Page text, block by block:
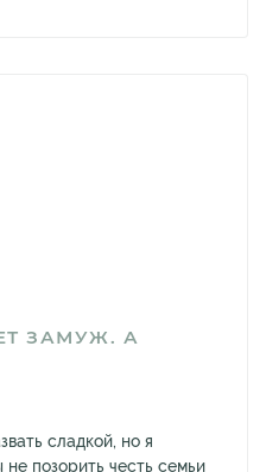
ЗАМУЖ. А
сладкой, но я
не позорить честь семьи